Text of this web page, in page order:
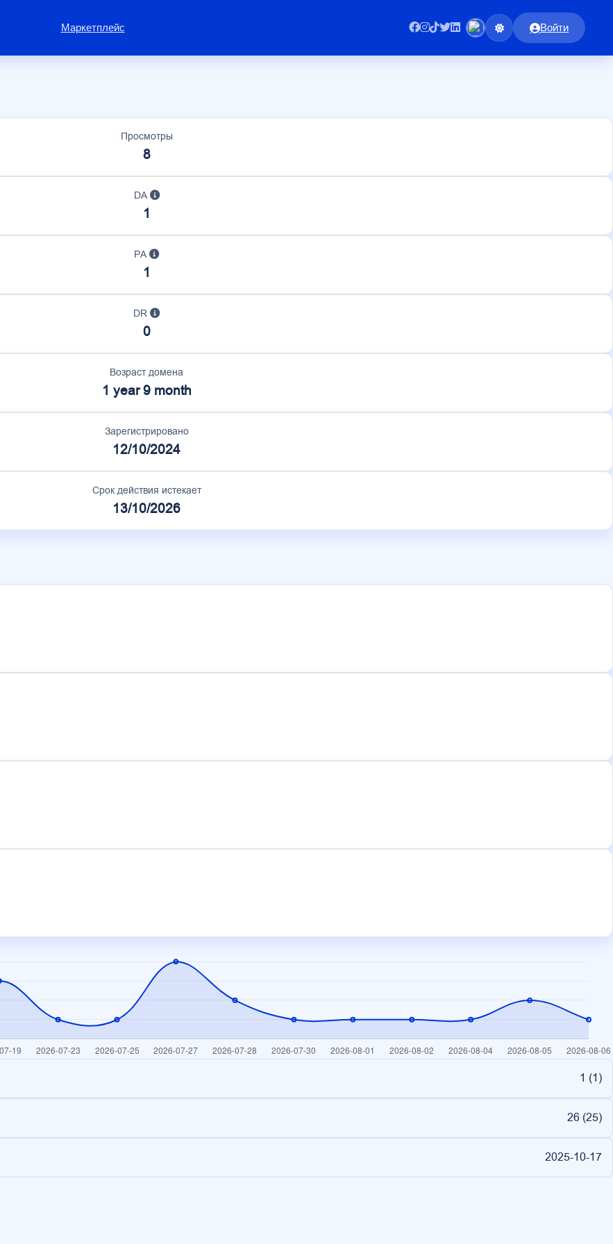
Маркетплейс Войти
Просмотры
8
DA
1
PA
1
DR
0
Возраст домена
1 year 9 month
Зарегистрировано
12/10/2024
Срок действия истекает
13/10/2026
1 (1)
26 (25)
2025-10-17